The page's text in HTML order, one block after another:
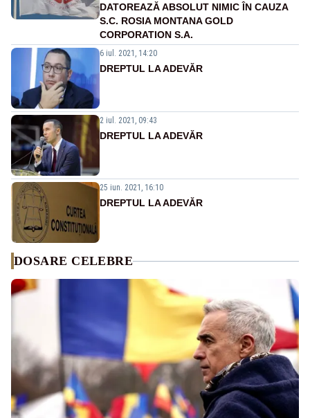
DATOREAZĂ ABSOLUT NIMIC ÎN CAUZA
S.C. ROSIA MONTANA GOLD
CORPORATION S.A.
6 iul. 2021, 14:20
DREPTUL LA ADEVĂR
2 iul. 2021, 09:43
DREPTUL LA ADEVĂR
25 iun. 2021, 16:10
DREPTUL LA ADEVĂR
DOSARE CELEBRE